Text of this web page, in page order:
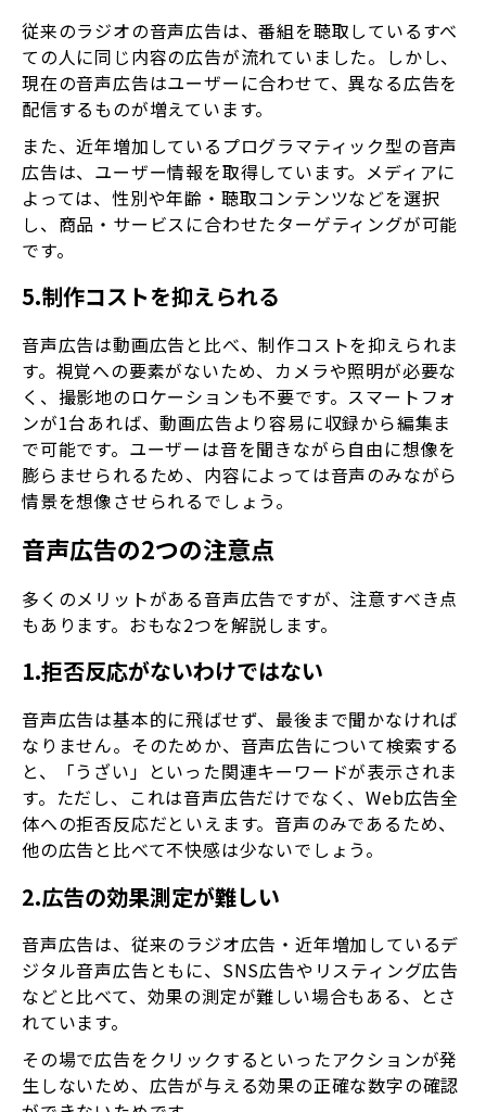
従来のラジオの音声広告は、番組を聴取しているすべ
ての人に同じ内容の広告が流れていました。しかし、
現在の音声広告はユーザーに合わせて、異なる広告を
配信するものが増えています。
また、近年増加しているプログラマティック型の音声
広告は、ユーザー情報を取得しています。メディアに
よっては、性別や年齢・聴取コンテンツなどを選択
し、商品・サービスに合わせたターゲティングが可能
です。
5.制作コストを抑えられる
音声広告は動画広告と比べ、制作コストを抑えられま
す。視覚への要素がないため、カメラや照明が必要な
く、撮影地のロケーションも不要です。スマートフォ
ンが1台あれば、動画広告より容易に収録から編集ま
で可能です。ユーザーは音を聞きながら自由に想像を
膨らませられるため、内容によっては音声のみながら
情景を想像させられるでしょう。
音声広告の2つの注意点
多くのメリットがある音声広告ですが、注意すべき点
もあります。おもな2つを解説します。
1.拒否反応がないわけではない
音声広告は基本的に飛ばせず、最後まで聞かなければ
なりません。そのためか、音声広告について検索する
と、「うざい」といった関連キーワードが表示されま
す。ただし、これは音声広告だけでなく、Web広告全
体への拒否反応だといえます。音声のみであるため、
他の広告と比べて不快感は少ないでしょう。
2.広告の効果測定が難しい
音声広告は、従来のラジオ広告・近年増加しているデ
ジタル音声広告ともに、SNS広告やリスティング広告
などと比べて、効果の測定が難しい場合もある、とさ
れています。
その場で広告をクリックするといったアクションが発
生しないため、広告が与える効果の正確な数字の確認